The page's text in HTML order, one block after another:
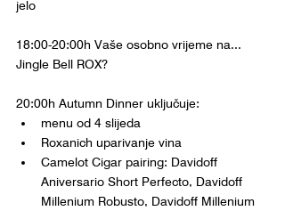
jelo
18:00-20:00h Vaše osobno vrijeme na...
Jingle Bell ROX?
20:00h Autumn Dinner uključuje:
menu od 4 slijeda
Roxanich uparivanje vina
Camelot Cigar pairing: Davidoff
Aniversario Short Perfecto, Davidoff
Millenium Robusto, Davidoff Millenium